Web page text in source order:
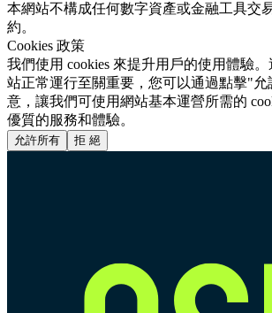
本網站不構成任何數字資產或金融工具交
約。
Cookies 政策
我們使用 cookies 來提升用戶的使用體驗。
站正常運行至關重要，您可以通過點擊"允
意，讓我們可使用網站基本運營所需的
優質的服務和體驗。
允許所有 拒 絕